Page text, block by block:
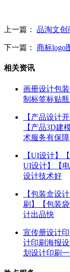
上一篇： 品淘文创
下一篇： 商标logo
相关资讯
画册设计包
制标签标贴
【产品设计
【产品3D建
术服务有保障
【UI设计】
UI设计】【
设计技术好
【包装盒设
刷】【包装
计出品快
宣传册设计
计印刷海报
划设计印刷